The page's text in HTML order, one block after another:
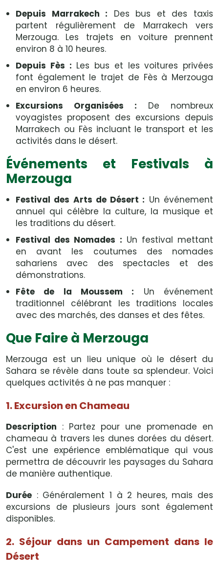
Depuis Marrakech : Des bus et des taxis
partent régulièrement de Marrakech vers
Merzouga. Les trajets en voiture prennent
environ 8 à 10 heures.
Depuis Fès : Les bus et les voitures privées
font également le trajet de Fès à Merzouga
en environ 6 heures.
Excursions Organisées : De nombreux
voyagistes proposent des excursions depuis
Marrakech ou Fès incluant le transport et les
activités dans le désert.
Événements et Festivals à
Merzouga
Festival des Arts de Désert : Un événement
annuel qui célèbre la culture, la musique et
les traditions du désert.
Festival des Nomades : Un festival mettant
en avant les coutumes des nomades
sahariens avec des spectacles et des
démonstrations.
Fête de la Moussem : Un événement
traditionnel célébrant les traditions locales
avec des marchés, des danses et des fêtes.
Que Faire à Merzouga
Merzouga est un lieu unique où le désert du
Sahara se révèle dans toute sa splendeur. Voici
quelques activités à ne pas manquer :
1. Excursion en Chameau
Description : Partez pour une promenade en
chameau à travers les dunes dorées du désert.
C'est une expérience emblématique qui vous
permettra de découvrir les paysages du Sahara
de manière authentique.
Durée : Généralement 1 à 2 heures, mais des
excursions de plusieurs jours sont également
disponibles.
2. Séjour dans un Campement dans le
Désert